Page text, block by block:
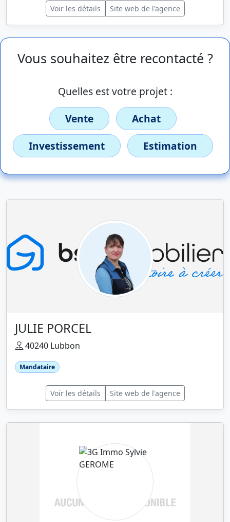
Voir les détails Site web de l'agence
Vous souhaitez être recontacté ?
Quelles est votre projet :
Vente
Achat
Investissement
Estimation
JULIE PORCEL
40240 Lubbon
Mandataire
Voir les détails Site web de l'agence